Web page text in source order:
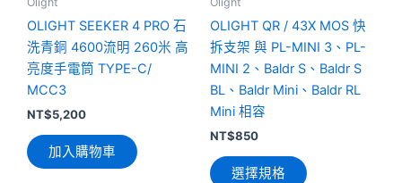
OLIGHT SEEKER 4 PRO 石
洗青銅 4600流明 260米 高
亮度手電筒 TYPE-C/
MCC3
NT$5,200
加入購物車
OLIGHT QR / 43X MOS 快
拆支架 與 PL-MINI 3、PL-
MINI 2、Baldr S、Baldr S
BL、Baldr Mini、Baldr RL
Mini 相容
NT$850
選擇規格
在
產
品
頁
選